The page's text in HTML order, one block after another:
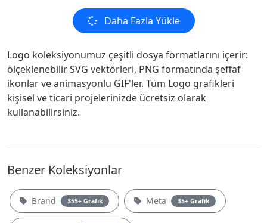
Daha Fazla Yükle
Logo koleksiyonumuz çeşitli dosya formatlarını içerir:
ölçeklenebilir SVG vektörleri, PNG formatında şeffaf
ikonlar ve animasyonlu GIF'ler. Tüm Logo grafikleri
kişisel ve ticari projelerinizde ücretsiz olarak
kullanabilirsiniz.
Benzer Koleksiyonlar
Brand 355+ Grafik Meta 35+ Grafik